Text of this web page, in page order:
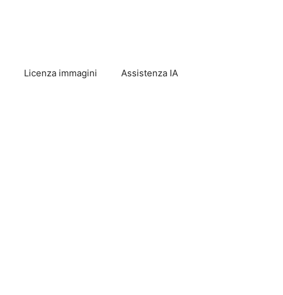
Licenza immagini Assistenza IA